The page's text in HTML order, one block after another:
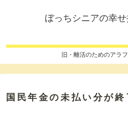
ぼっちシニアの幸
旧・離活のためのアラ
国民年金の未払い分が終